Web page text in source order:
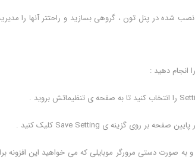
نصب شده در پنل تون ، گروهی بسازید و راحتتر آنها را
انجام دهید :
؟ و به صورت دستی مرورگر موبایلی که می خواهید این افزونه